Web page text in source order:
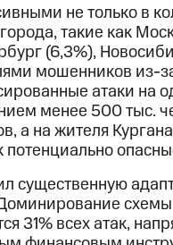
не только в
такие как
(6,3%),
мошенников из-
атаки на
менее 500 тыс.
а на жителя
существенную
31% всех атак,